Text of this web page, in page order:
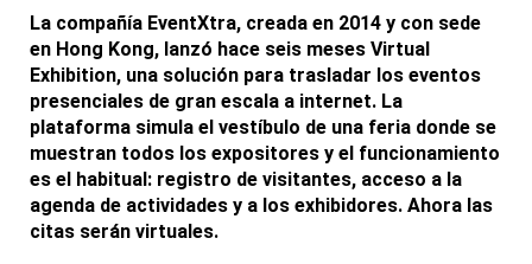
La compañía EventXtra, creada en 2014 y con sede
en Hong Kong, lanzó hace seis meses Virtual
Exhibition, una solución para trasladar loseventos
presenciales de gran escala a internet. La
plataforma simula el vestíbulo de una feria donde se
muestran todos los expositores y el funcionamiento
es el habitual: registro de visitantes, acceso a la
agenda de actividades y a los exhibidores. Ahora las
citas serán virtuales.